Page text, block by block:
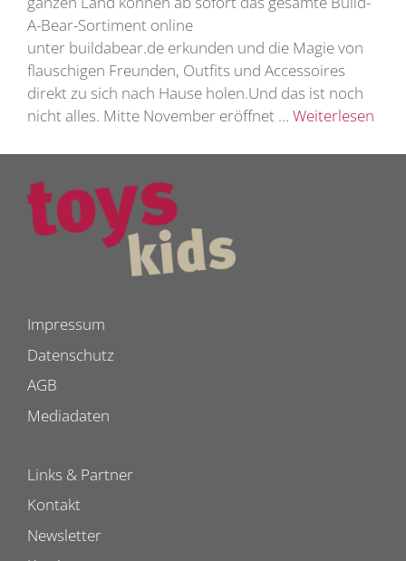
A-Bear-Sortiment online
unter buildabear.de erkunden und die Magie von
flauschigen Freunden, Outfits und Accessoires
direkt zu sich nach Hause holen.Und das ist noch
nicht alles. Mitte November eröffnet … Weiterlesen
Impressum
Datenschutz
AGB
Mediadaten
Links & Partner
Kontakt
Newsletter